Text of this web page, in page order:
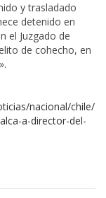
y trasladado
detenido en
el Juzgado de
de cohecho, en
nacional/chile/
a-director-del-